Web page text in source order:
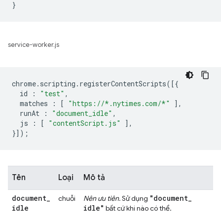
service-worker.js
chrome. scripting . registerContentScripts([{
id
: "test" ,
matches
: [ "https://*.nytimes.com/*"
],
runAt
: "document_idle" ,
js
: [ "contentScript.js"
],
}]);
Tên Loại Mô tả
document_
idle
chuỗi Nên ưu tiên.Sử dụng "document_
idle" bất cứ khi nào có thể.